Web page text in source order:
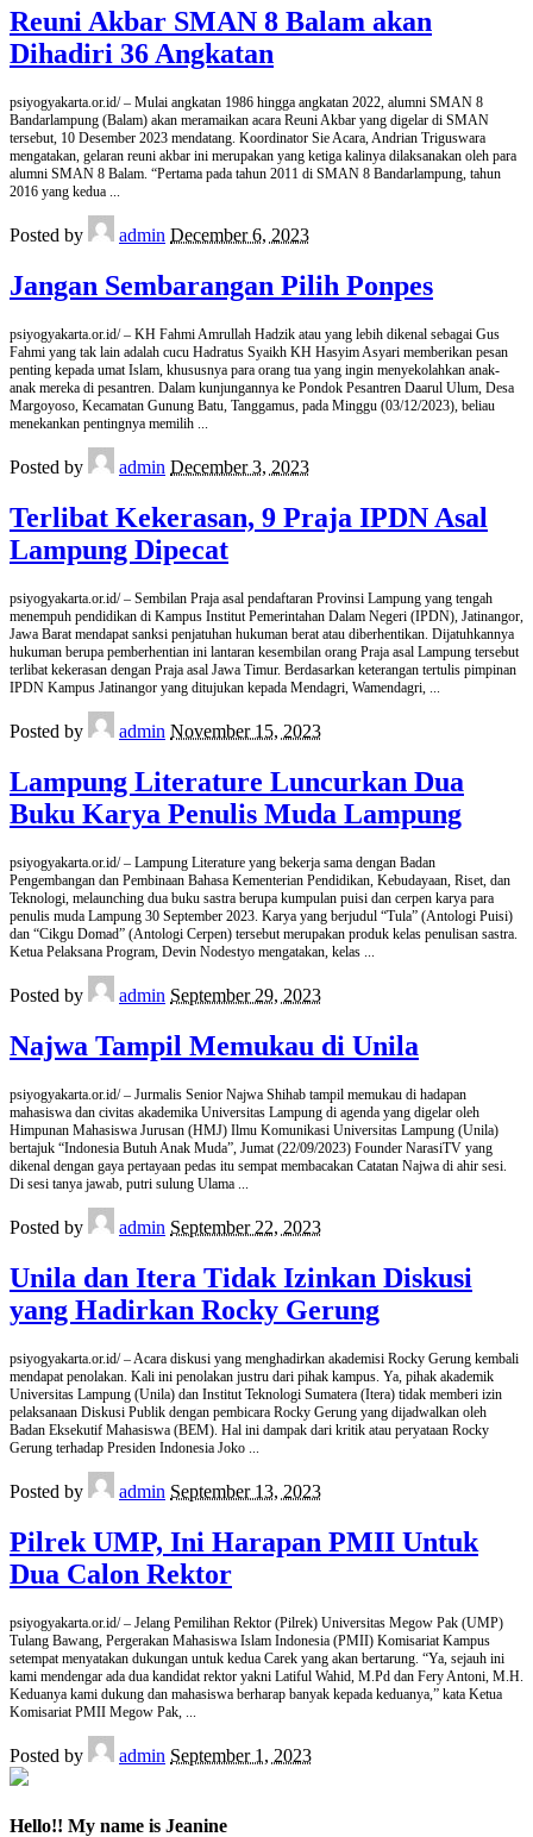
Reuni Akbar SMAN 8 Balam akan
Dihadiri 36 Angkatan
psiyogyakarta.or.id/ – Mulai angkatan 1986 hingga angkatan 2022, alumni SMAN 8
Bandarlampung (Balam) akan meramaikan acara Reuni Akbar yang digelar di SMAN
tersebut, 10 Desember 2023 mendatang. Koordinator Sie Acara, Andrian Triguswara
mengatakan, gelaran reuni akbar ini merupakan yang ketiga kalinya dilaksanakan oleh para
alumni SMAN 8 Balam. “Pertama pada tahun 2011 di SMAN 8 Bandarlampung, tahun
2016 yang kedua ...
Posted by admin December 6, 2023
Jangan Sembarangan Pilih Ponpes
psiyogyakarta.or.id/ – KH Fahmi Amrullah Hadzik atau yang lebih dikenal sebagai Gus
Fahmi yang tak lain adalah cucu Hadratus Syaikh KH Hasyim Asyari memberikan pesan
penting kepada umat Islam, khususnya para orang tua yang ingin menyekolahkan anak-
anak mereka di pesantren. Dalam kunjungannya ke Pondok Pesantren Daarul Ulum, Desa
Margoyoso, Kecamatan Gunung Batu, Tanggamus, pada Minggu (03/12/2023), beliau
menekankan pentingnya memilih ...
Posted by admin December 3, 2023
Terlibat Kekerasan, 9 Praja IPDN Asal
Lampung Dipecat
psiyogyakarta.or.id/ – Sembilan Praja asal pendaftaran Provinsi Lampung yang tengah
menempuh pendidikan di Kampus Institut Pemerintahan Dalam Negeri (IPDN), Jatinangor,
Jawa Barat mendapat sanksi penjatuhan hukuman berat atau diberhentikan. Dijatuhkannya
hukuman berupa pemberhentian ini lantaran kesembilan orang Praja asal Lampung tersebut
terlibat kekerasan dengan Praja asal Jawa Timur. Berdasarkan keterangan tertulis pimpinan
IPDN Kampus Jatinangor yang ditujukan kepada Mendagri, Wamendagri,
Posted by admin November 15, 2023
Lampung Literature Luncurkan Dua
Buku Karya Penulis Muda Lampung
psiyogyakarta.or.id/ – Lampung Literature yang bekerja sama dengan Badan
Pengembangan dan Pembinaan Bahasa Kementerian Pendidikan, Kebudayaan, Riset, dan
Teknologi, melaunching dua buku sastra berupa kumpulan puisi dan cerpen karya para
penulis muda Lampung 30 September 2023. Karya yang berjudul “Tula” (Antologi Puisi)
dan “Cikgu Domad” (Antologi Cerpen) tersebut merupakan produk kelas penulisan sastra.
Ketua Pelaksana Program, Devin Nodestyo mengatakan, kelas
Posted by admin September 29, 2023
Najwa Tampil Memukau di Unila
psiyogyakarta.or.id/ – Jurmalis Senior Najwa Shihab tampil memukau di hadapan
mahasiswa dan civitas akademika Universitas Lampung di agenda yang digelar oleh
Himpunan Mahasiswa Jurusan (HMJ) Ilmu Komunikasi Universitas Lampung (Unila)
bertajuk “Indonesia Butuh Anak Muda”, Jumat (22/09/2023) Founder NarasiTV yang
dikenal dengan gaya pertayaan pedas itu sempat membacakan Catatan Najwa di ahir sesi.
Di sesi tanya jawab, putri sulung Ulama
Posted by admin September 22, 2023
Unila dan Itera Tidak Izinkan Diskusi
yang Hadirkan Rocky Gerung
psiyogyakarta.or.id/ – Acara diskusi yang menghadirkan akademisi Rocky Gerung kembali
mendapat penolakan. Kali ini penolakan justru dari pihak kampus. Ya, pihak akademik
Universitas Lampung (Unila) dan Institut Teknologi Sumatera (Itera) tidak memberi izin
pelaksanaan Diskusi Publik dengan pembicara Rocky Gerung yang dijadwalkan oleh
Badan Eksekutif Mahasiswa (BEM). Hal ini dampak dari kritik atau peryataan Rocky
Gerung terhadap Presiden Indonesia Joko
Posted by admin September 13, 2023
Pilrek UMP, Ini Harapan PMII Untuk
Dua Calon Rektor
psiyogyakarta.or.id/ – Jelang Pemilihan Rektor (Pilrek) Universitas Megow Pak (UMP)
Tulang Bawang, Pergerakan Mahasiswa Islam Indonesia (PMII) Komisariat Kampus
setempat menyatakan dukungan untuk kedua Carek yang akan bertarung. “Ya, sejauh ini
kami mendengar ada dua kandidat rektor yakni Latiful Wahid, M.Pd dan Fery Antoni, M.H.
Keduanya kami dukung dan mahasiswa berharap banyak kepada keduanya,” kata Ketua
Komisariat PMII Megow Pak,
Posted by admin September 1, 2023
Hello!! My name is Jeanine